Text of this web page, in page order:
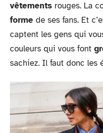
vêtements rouges. La
forme de ses fans. Et
captent les gens qui
couleurs qui vous font
sachiez. Il faut donc les